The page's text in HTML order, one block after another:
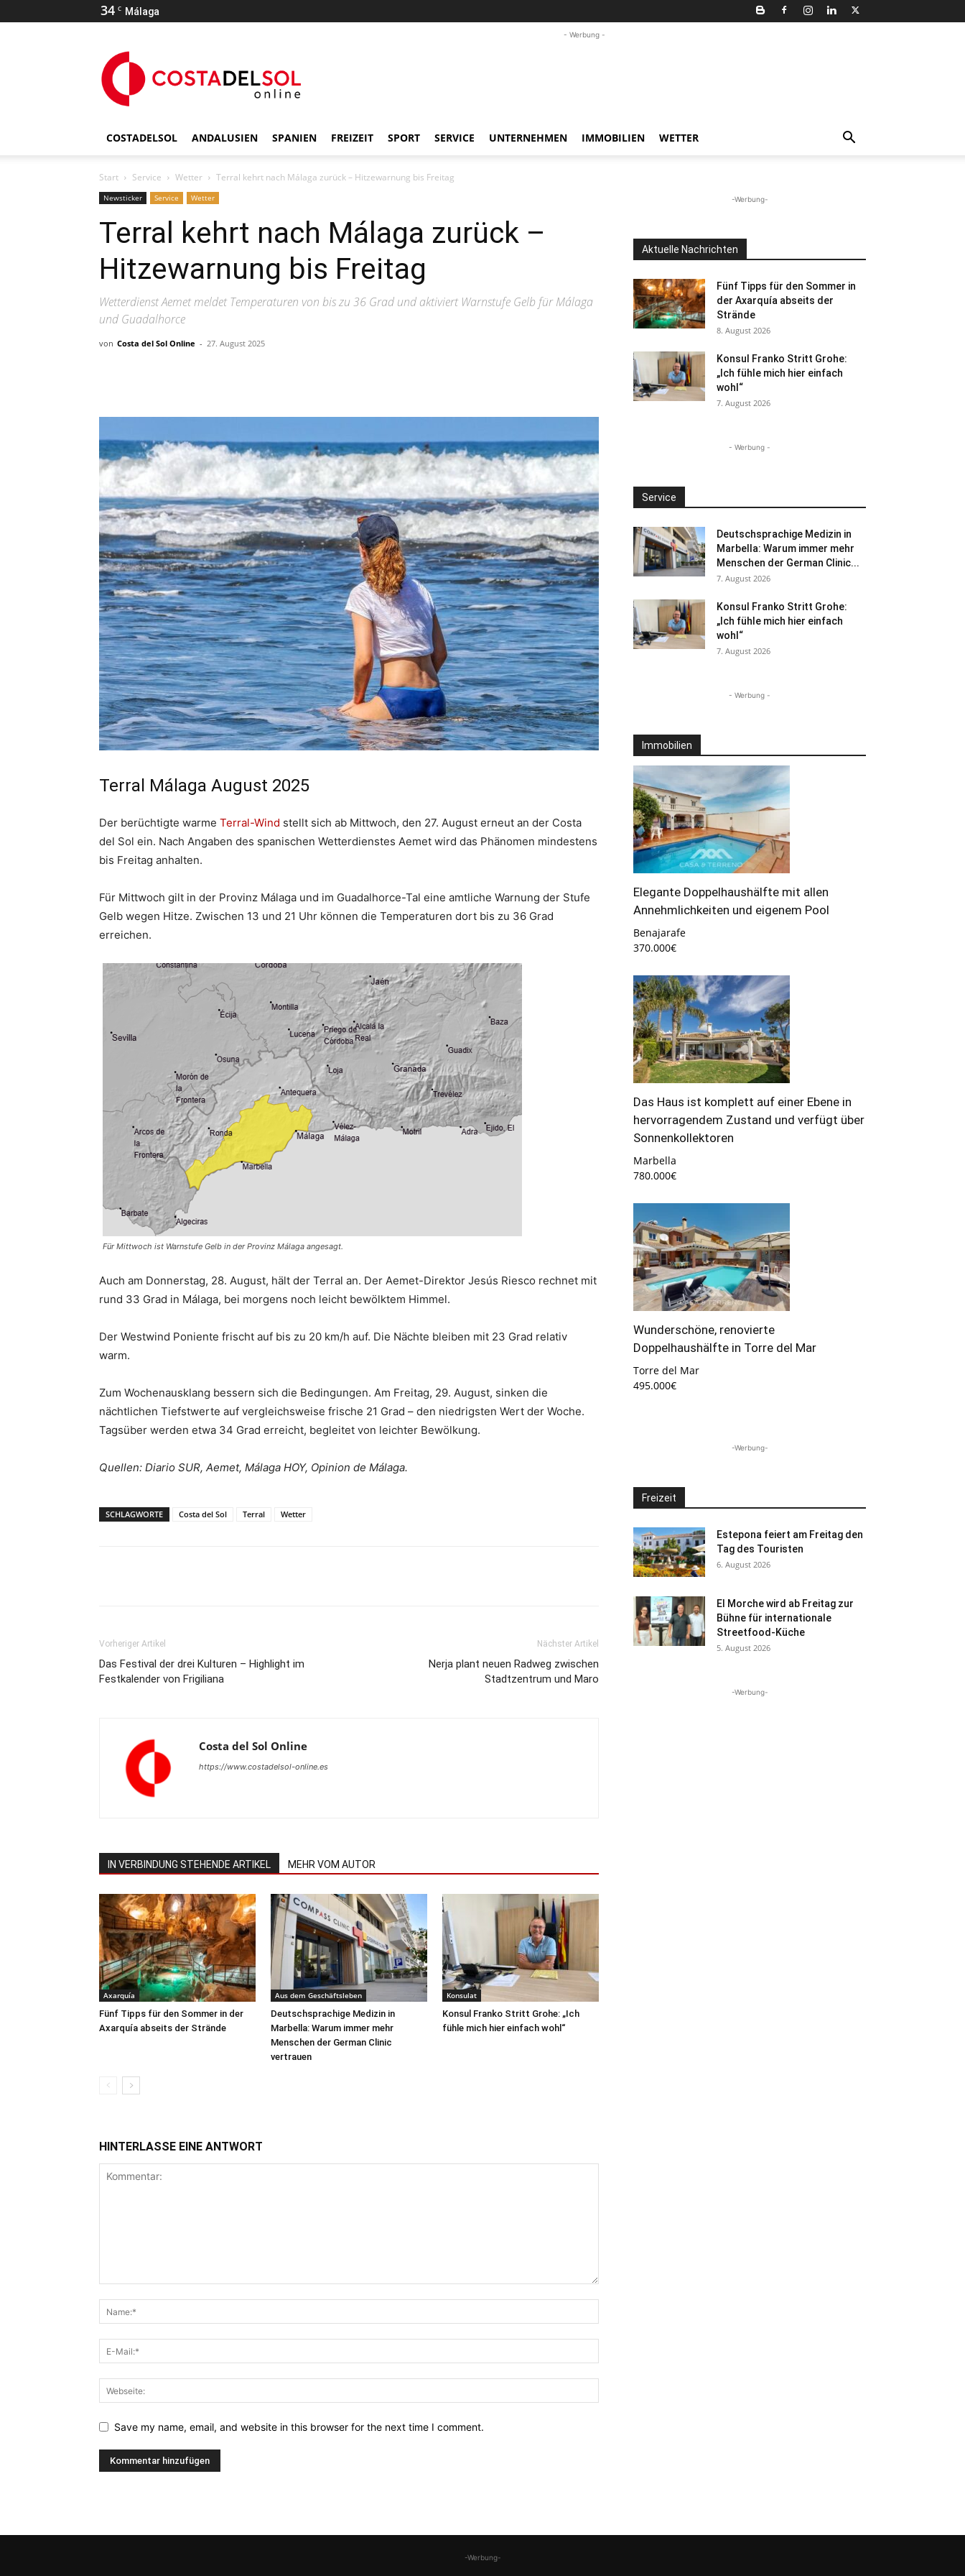
34 C Málaga
- Werbung -
COSTADELSOL ANDALUSIEN SPANIEN FREIZEIT SPORT SERVICE UNTERNEHMEN IMMOBILIEN WETTER
Start Service Wetter Terral kehrt nach Málaga zurück – Hitzewarnung bis Freitag
Newsticker Service Wetter
Terral kehrt nach Málaga zurück –
Hitzewarnung bis Freitag
Wetterdienst Aemet meldet Temperaturen von bis zu 36 Grad und aktiviert Warnstufe Gelb für Málaga
und Guadalhorce
von Costa del Sol Online - 27. August 2025
Terral Málaga August 2025
Der berüchtigte warme Terral-Wind stellt sich ab Mittwoch, den 27. August erneut an der Costa
del Sol ein. Nach Angaben des spanischen Wetterdienstes Aemet wird das Phänomen mindestens
bis Freitag anhalten.
Für Mittwoch gilt in der Provinz Málaga und im Guadalhorce-Tal eine amtliche Warnung der Stufe
Gelb wegen Hitze. Zwischen 13 und 21 Uhr können die Temperaturen dort bis zu 36 Grad
erreichen.
Für Mittwoch ist Warnstufe Gelb in der Provinz Málaga angesagt.
Auch am Donnerstag, 28. August, hält der Terral an. Der Aemet-Direktor Jesús Riesco rechnet mit
rund 33 Grad in Málaga, bei morgens noch leicht bewölktem Himmel.
Der Westwind Poniente frischt auf bis zu 20 km/h auf. Die Nächte bleiben mit 23 Grad relativ
warm.
Zum Wochenausklang bessern sich die Bedingungen. Am Freitag, 29. August, sinken die
nächtlichen Tiefstwerte auf vergleichsweise frische 21 Grad – den niedrigsten Wert der Woche.
Tagsüber werden etwa 34 Grad erreicht, begleitet von leichter Bewölkung.
Quellen: Diario SUR, Aemet, Málaga HOY, Opinion de Málaga.
SCHLAGWORTE Costa del Sol Terral Wetter
Vorheriger Artikel
Das Festival der drei Kulturen – Highlight im
Festkalender von Frigiliana
Nächster Artikel
Nerja plant neuen Radweg zwischen
Stadtzentrum und Maro
Costa del Sol Online
https://www.costadelsol-online.es
IN VERBINDUNG STEHENDE ARTIKEL MEHR VOM AUTOR
Axarquía
Fünf Tipps für den Sommer in der
Axarquía abseits der Strände
Aus dem Geschäftsleben
Deutschsprachige Medizin in
Marbella: Warum immer mehr
Menschen der German Clinic
vertrauen
Konsulat
Konsul Franko Stritt Grohe: „Ich
fühle mich hier einfach wohl“
HINTERLASSE EINE ANTWORT
Save my name, email, and website in this browser for the next time I comment.
-Werbung-
Aktuelle Nachrichten
Fünf Tipps für den Sommer in
der Axarquía abseits der
Strände
8. August 2026
Konsul Franko Stritt Grohe:
„Ich fühle mich hier einfach
wohl“
7. August 2026
- Werbung -
Service
Deutschsprachige Medizin in
Marbella: Warum immer mehr
Menschen der German Clinic...
7. August 2026
Konsul Franko Stritt Grohe:
„Ich fühle mich hier einfach
wohl“
7. August 2026
- Werbung -
Immobilien
Elegante Doppelhaushälfte mit allen
Annehmlichkeiten und eigenem Pool
Benajarafe
370.000€
Das Haus ist komplett auf einer Ebene in
hervorragendem Zustand und verfügt über
Sonnenkollektoren
Marbella
780.000€
Wunderschöne, renovierte
Doppelhaushälfte in Torre del Mar
Torre del Mar
495.000€
-Werbung-
Freizeit
Estepona feiert am Freitag den
Tag des Touristen
6. August 2026
El Morche wird ab Freitag zur
Bühne für internationale
Streetfood-Küche
5. August 2026
-Werbung-
-Werbung-